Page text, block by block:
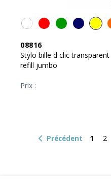
08816
Stylo bille d clic transparent color - PLASTIQUE ABS+AS -
refill jumbo
Prix :
Précédent 1 2